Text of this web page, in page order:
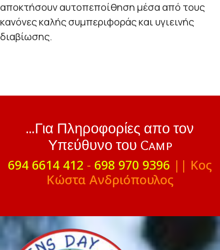
αποκτήσουν αυτοπεποίθηση μέσα από τους
κανόνες καλής συμπεριφοράς και υγιεινής
διαβίωσης.
...Για Πληροφορίες απο τον
Υπεύθυνο του Camp
694 6614 412 - 698 970 9396 || Κος
Κώστα Ανδριόπουλος